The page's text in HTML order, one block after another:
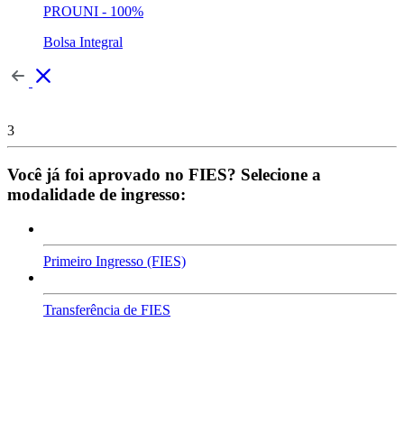
PROUNI - 100%
Bolsa Integral
3
Você já foi aprovado no FIES? Selecione a
modalidade de ingresso:
Primeiro Ingresso (FIES)
Transferência de FIES